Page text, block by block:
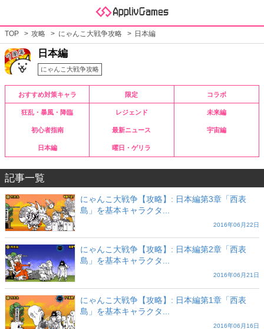
TOP 攻略 にゃんこ大戦争攻略 日本編
日本編
にゃんこ大戦争攻略
おすすめ対策キャラ 限定 コラボ
狂乱・暴風・降臨 レジェンド 未来編
初心者指南 最新ニュース 宇宙編
日本編 曜日・ゲリラ
記事一覧
にゃんこ大戦争【攻略】: 日本編第3章「西表
島」を基本キャラクタ...
2016年06月22日
にゃんこ大戦争【攻略】: 日本編第2章「西表
島」を基本キャラクタ...
2016年06月21日
にゃんこ大戦争【攻略】: 日本編第1章「西表
島」を基本キャラクタ...
2016年06月16日